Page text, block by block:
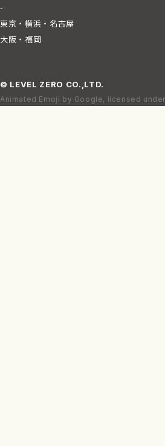
-
東京・横浜・名古屋
大阪・福岡
© LEVEL ZERO CO.,LTD.
Animated Emoji by Google, licensed under